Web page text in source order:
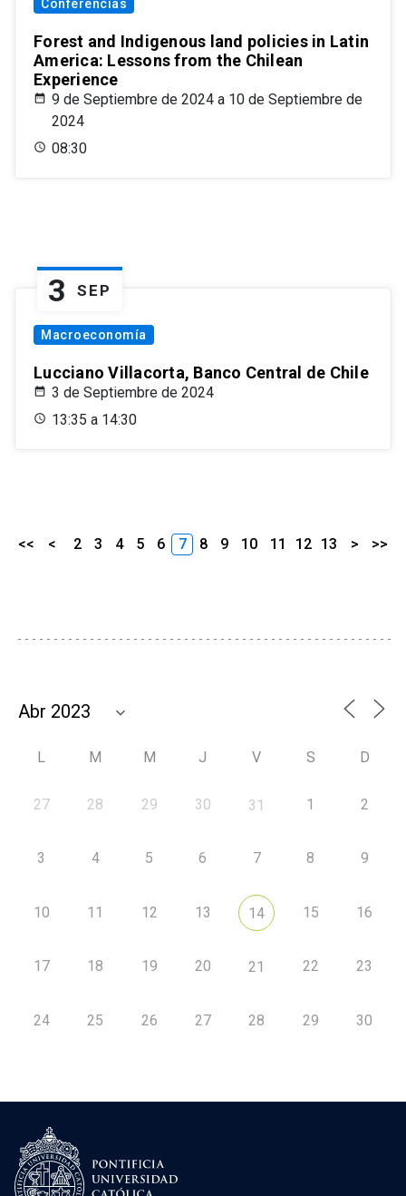
Conferencias
Forest and Indigenous land policies in Latin
America: Lessons from the Chilean
Experience
9 de Septiembre de 2024 a 10 de Septiembre de
2024
08:30
3 SEP
Macroeconomía
Lucciano Villacorta, Banco Central de Chile
3 de Septiembre de 2024
13:35 a 14:30
<< < 2 3 4 5 6 7 8 9 10 11 12 13 > >>
L M M J V S D
27 28 29 30 31 1 2
3 4 5 6 7 8 9
10 11 12 13 14 15 16
17 18 19 20 21 22 23
24 25 26 27 28 29 30